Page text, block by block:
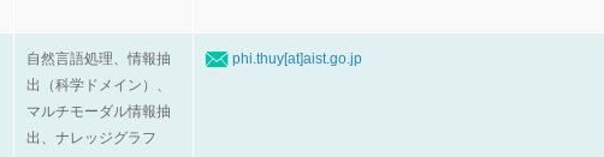
自然言語処理、情報抽
出（科学ドメイン）、
マルチモーダル情報抽
出、ナレッジグラフ
phi.thuy[at]aist.go.jp